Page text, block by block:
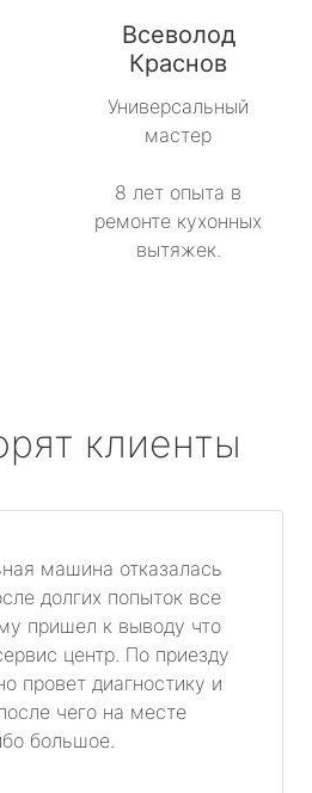
Всеволод
Краснов
Универсальный
мастер
8 лет опыта в
ремонте кухонных
вытяжек.
клиенты
машина отказалась
долгих попыток все
пришел к выводу что
центр. По приезду
провет диагностику и
чего на месте
большое.